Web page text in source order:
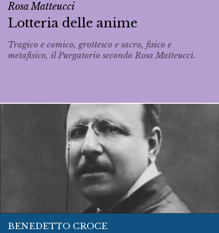
Rosa Matteucci
Lotteria delle anime
Tragico e comico, grottesco e sacro, fisico e
metafisico, il Purgatorio secondo Rosa Matteucci.
BENEDETTO CROCE